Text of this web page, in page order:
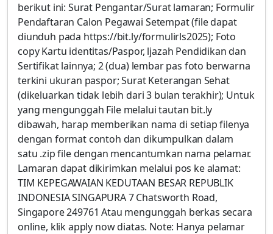
berikut ini: Surat Pengantar/Surat lamaran; Formulir
Pendaftaran Calon Pegawai Setempat (file dapat
diunduh pada https://bit.ly/formulirls2025); Foto
copy Kartu identitas/Paspor, ljazah Pendidikan dan
Sertifikat lainnya; 2 (dua) lembar pas foto berwarna
terkini ukuran paspor; Surat Keterangan Sehat
(dikeluarkan tidak lebih dari 3 bulan terakhir); Untuk
yang mengunggah File melalui tautan bit.ly
dibawah, harap memberikan nama di setiap filenya
dengan format contoh dan dikumpulkan dalam
satu .zip file dengan mencantumkan nama pelamar.
Lamaran dapat dikirimkan melalui pos ke alamat:
TIM KEPEGAWAIAN KEDUTAAN BESAR REPUBLIK
INDONESIA SINGAPURA 7 Chatsworth Road,
Singapore 249761 Atau mengunggah berkas secara
online, klik apply now diatas. Note: Hanya pelamar